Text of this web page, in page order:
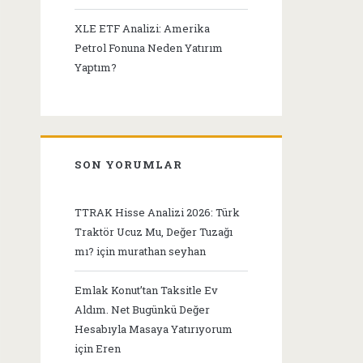
XLE ETF Analizi: Amerika
Petrol Fonuna Neden Yatırım
Yaptım?
SON YORUMLAR
TTRAK Hisse Analizi 2026: Türk
Traktör Ucuz Mu, Değer Tuzağı
mı? içinmurathan seyhan
Emlak Konut’tan Taksitle Ev
Aldım. Net Bugünkü Değer
Hesabıyla Masaya Yatırıyorum
içinEren